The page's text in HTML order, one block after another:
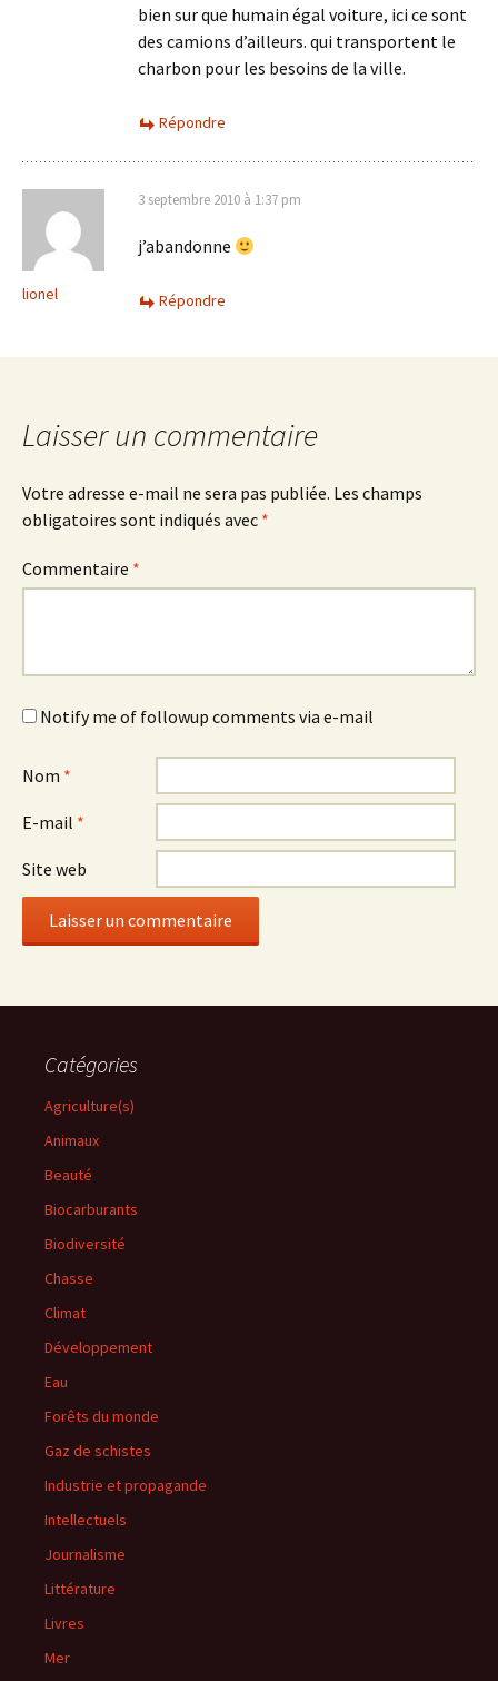
bien sur que humain égal voiture, ici ce sont
des camions d’ailleurs. qui transportent le
charbon pour les besoins de la ville.
Répondre
lionel
3 septembre 2010 à 1:37 pm
j’abandonne
Répondre
Laisser un commentaire
Votre adresse e-mail ne sera pas publiée. Les champs
obligatoires sont indiqués avec *
Commentaire *
Notify me of followup comments via e-mail
Nom *
E-mail *
Site web
Catégories
Agriculture(s)
Animaux
Beauté
Biocarburants
Biodiversité
Chasse
Climat
Développement
Eau
Forêts du monde
Gaz de schistes
Industrie et propagande
Intellectuels
Journalisme
Littérature
Livres
Mer